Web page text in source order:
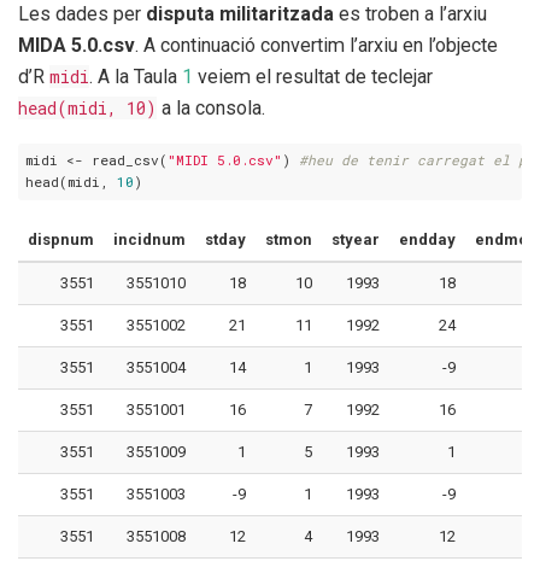
Les dades per disputa militaritzada es troben a l’arxiu
MIDA 5.0.csv. A continuació convertim l’arxiu en l’objecte
d’R midi. A la Taula 1 veiem el resultat de teclejar
head(midi, 10) a la consola.
midi <- read_csv( "MIDI 5.0.csv" ) #heu de tenir carregat el
head(midi, 10 )
dispnum incidnum stday stmon styear endday endmon
3551 3551010 18 10 1993 18
3551 3551002 21 11 1992 24
3551 3551004 14 1 1993 -9
3551 3551001 16 7 1992 16
3551 3551009 1 5 1993 1
3551 3551003 -9 1 1993 -9
3551 3551008 12 4 1993 12